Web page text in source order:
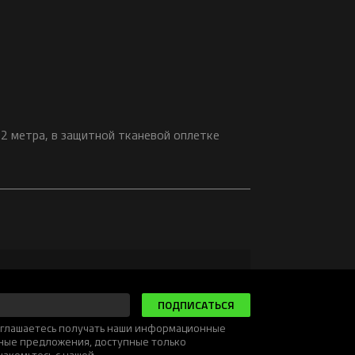
метра, в защитной тканевой оплетке
ПОДПИСАТЬСЯ
получать наши информационные
предложения, доступные только